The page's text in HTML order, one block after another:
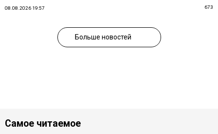
08.08.2026 19:57 673
Больше новостей
Самое читаемое